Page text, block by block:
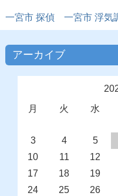
一宮市 探偵 一宮市 浮気
アーカイブ
月
火 水
3
4 5
10
11 12
17
18 19
24
25 26